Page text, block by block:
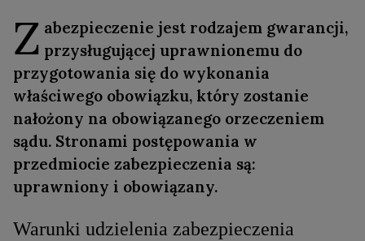
Z abezpieczenie jest rodzajem gwarancji,
przysługującej uprawnionemu do
przygotowania się do wykonania
właściwego obowiązku, który zostanie
nałożony na obowiązanego orzeczeniem
sądu. Stronami postępowania w
przedmiocie zabezpieczenia są:
uprawniony i obowiązany.
Warunki udzielenia zabezpieczenia